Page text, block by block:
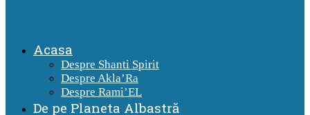
Acasa
Despre Shanti Spirit
Despre Akla’Ra
Despre Rami’EL
De pe Planeta Albastră